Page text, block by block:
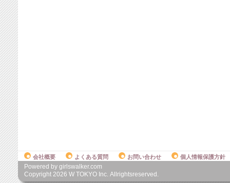
会社概要 よくある質問 お問い合わせ 個人情報保護方針
Powered by girlswalker.com
Copyright 2026 W TOKYO Inc. Allrightsreserved.